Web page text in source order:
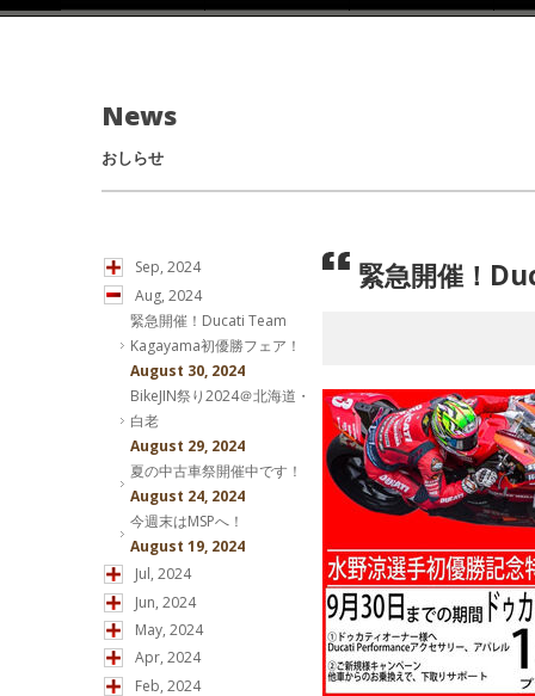
News
おしらせ
Sep, 2024
Aug, 2024
緊急開催！Ducati Team
Kagayama初優勝フェア！
August 30, 2024
BikeJIN祭り2024＠北海道・
白老
August 29, 2024
夏の中古車祭開催中です！
August 24, 2024
今週末はMSPへ！
August 19, 2024
Jul, 2024
Jun, 2024
May, 2024
Apr, 2024
Feb, 2024
緊急開催！